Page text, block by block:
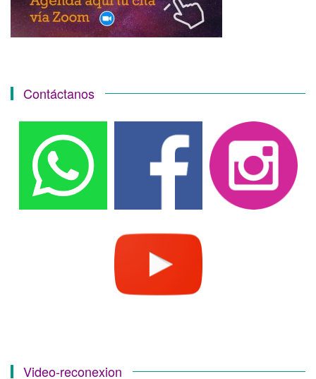
Contáctanos
Video-reconexion